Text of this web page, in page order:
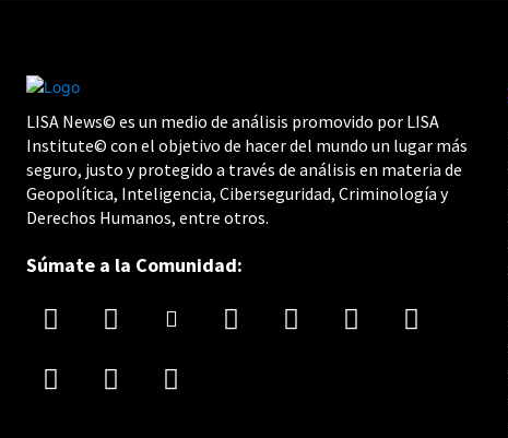
LISA News© es un medio de análisis promovido por LISA
Institute© con el objetivo de hacer del mundo un lugar más
seguro, justo y protegido a través de análisis en materia de
Geopolítica, Inteligencia, Ciberseguridad, Criminología y
Derechos Humanos, entre otros.
Súmate a la Comunidad: